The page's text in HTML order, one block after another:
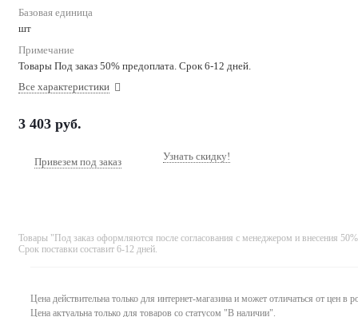
Базовая единица
шт
Примечание
Товары Под заказ 50% предоплата. Срок 6-12 дней.
Все характеристики
3 403 руб.
Привезем под заказ Узнать скидку!
Товары "Под заказ оформляются после согласования с менеджером и внесения
Срок поставки составит 6-12 дней.
Цена действительна только для интернет-магазина и может отличаться от цен в
Цена актуальна только для товаров со статусом "В наличии".